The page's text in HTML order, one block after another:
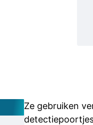
Ze gebruiken